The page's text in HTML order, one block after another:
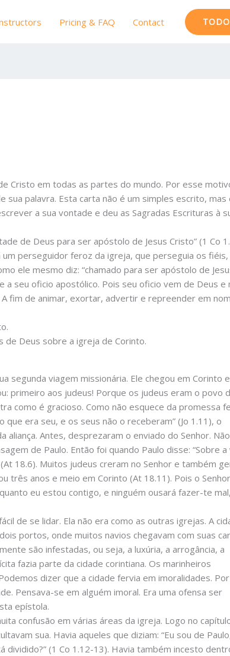
Pricing & FAQ Contact
Cristo em todas as partes do mundo. Por esse
palavra. Esta carta não é um simples escrito, mas
a sua vontade e deu as Sagradas Escrituras à
de Deus para ser apóstolo de Jesus Cristo” (1 Co
perseguidor feroz da igreja, que perseguia os
ele mesmo diz: “chamado para ser apóstolo de
a seu oficio apostólico. Pois seu oficio vem de Deus e
fim de animar, exortar, advertir e repreender em
de Deus sobre a igreja de Corinto.
segunda viagem missionária. Ele chegou em Corinto e
primeiro aos judeus! Porque os judeus eram o povo
como é gracioso. Como não esquece da promessa
era seu, e os seus não o receberam” (Jo 1.11), o
Antes, desprezaram o enviado do Senhor. Não
de Paulo. Então foi quando Paulo disse: “Sobre a
18.6). Muitos judeus creram no Senhor e também
três anos e meio em Corinto (At 18.11). Pois o Senhor
eu estou contigo, e ninguém ousará fazer-te
de se lidar. Ela não era como as outras igrejas. A
portos, onde muitos navios chegavam com suas
são infestadas, ou seja, a luxúria, a arrogância, a
fazia parte da cidade corintiana. Os marinheiros
dizer que a cidade fervia em imoralidades.
Pensava-se em alguém imoral. Era uma ofensa ser
epístola.
confusão em várias áreas da igreja. Logo no
sua. Havia aqueles que diziam: “Eu sou de
dividido?” (1 Co 1.12-13). Havia também incesto